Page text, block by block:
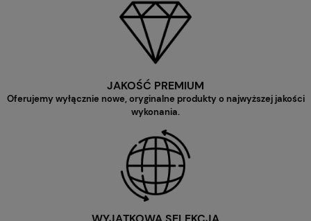
JAKOŚĆ PREMIUM
Oferujemy wyłącznie nowe, oryginalne produkty o najwyższej jakości
wykonania.